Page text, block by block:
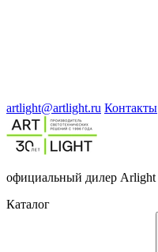
artlight@artlight.ru Контакты
официальный дилер Arlight
Каталог